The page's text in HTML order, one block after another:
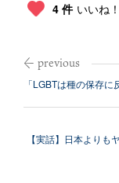
4 件 いいね！
「LGBTは種の保存
【実話】日本より